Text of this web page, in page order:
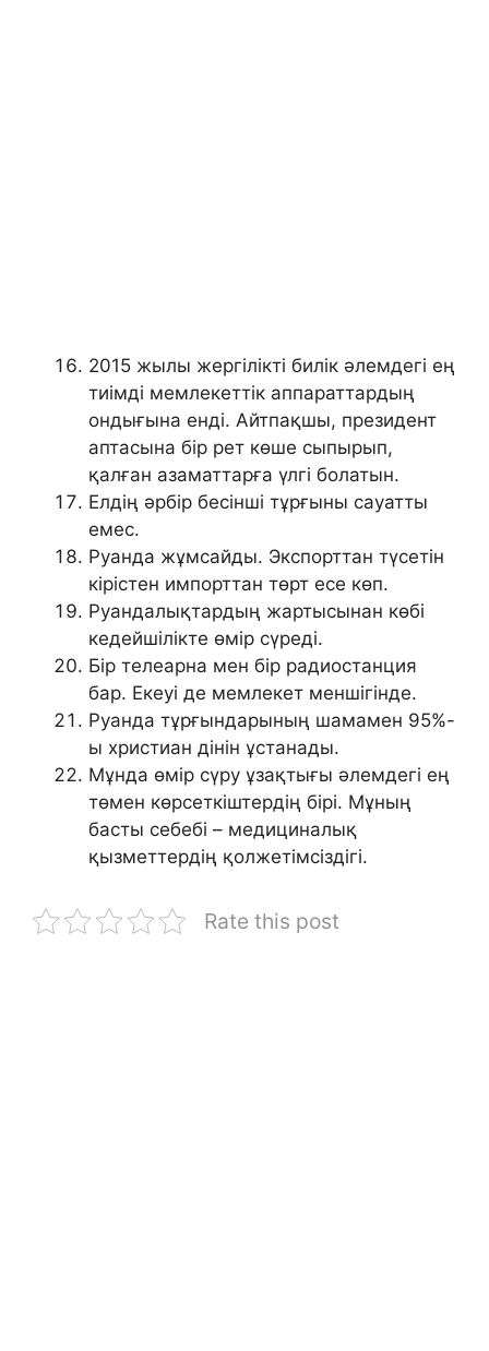
2015 жылы жергілікті билік әлемдегі ең
тиімді мемлекеттік аппараттардың
ондығына енді. Айтпақшы, президент
аптасына бір рет көше сыпырып,
қалған азаматтарға үлгі болатын.
Елдің әрбір бесінші тұрғыны сауатты
емес.
Руанда жұмсайды. Экспорттан түсетін
кірістен импорттан төрт есе көп.
Руандалықтардың жартысынан көбі
кедейшілікте өмір сүреді.
Бір телеарна мен бір радиостанция
бар. Екеуі де мемлекет меншігінде.
Руанда тұрғындарының шамамен 95%-
ы христиан дінін ұстанады.
Мұнда өмір сүру ұзақтығы әлемдегі ең
төмен көрсеткіштердің бірі. Мұның
басты себебі – медициналық
қызметтердің қолжетімсіздігі.
Rate this post